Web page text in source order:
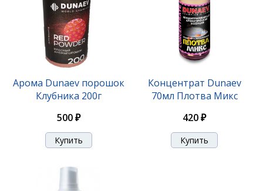
Арома Dunaev порошок
Клубника 200г
500 ₽
Концентрат Dunaev
70мл Плотва Микс
420 ₽